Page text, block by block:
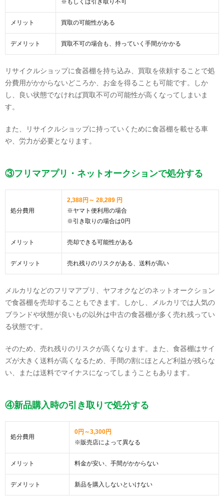
※もしくは引き取り不可
メリット 買取の可能性がある
デメリット 買取不可の場合も、持っていく手間がかかる
リサイクルショップに食器棚を持ち込み、買取を依頼することで処
分費用がかからないどころか、お金を得ることも可能です。しか
し、良い状態でなければ買取不可の可能性が高くなってしまいま
す。
また、リサイクルショップに持っていくために食器棚を載せる車
や、労力が必要となります。
③フリマアプリ・ネットオークションで処分する
処分費用
2,388円～ 28,289 円
※ヤマト便利用の場合
※引き取りの場合は0円
メリット 売却できる可能性がある
デメリット 売れ残りのリスクがある、送料が高い
メルカリなどのフリマアプリ、ヤフオクなどのネットオークション
で食器棚を売却することもできます。しかし、メルカリでは人気の
ブランドや状態が良いもの以外は中古の食器棚が多く売れ残ってい
る状態です。
そのため、売れ残りのリスクが高くなります。また、食器棚はサイ
ズが大きく送料が高くなるため、手間の割にほとんど利益が残らな
い、または送料でマイナスになってしまうこともあります。
④新品購入時の引き取りで処分する
処分費用
0円～3,300円
※販売店によって異なる
メリット 料金が安い、手間がかからない
デメリット 新品を購入しないといけない